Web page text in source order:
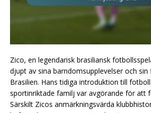
Zico, en legendarisk brasiliansk
djupt av sina barndomsupplevelser och sin
Brasilien. Hans tidiga introduktion till
sportinriktade familj var avgörande för att
Särskilt Zicos anmärkningsvärda